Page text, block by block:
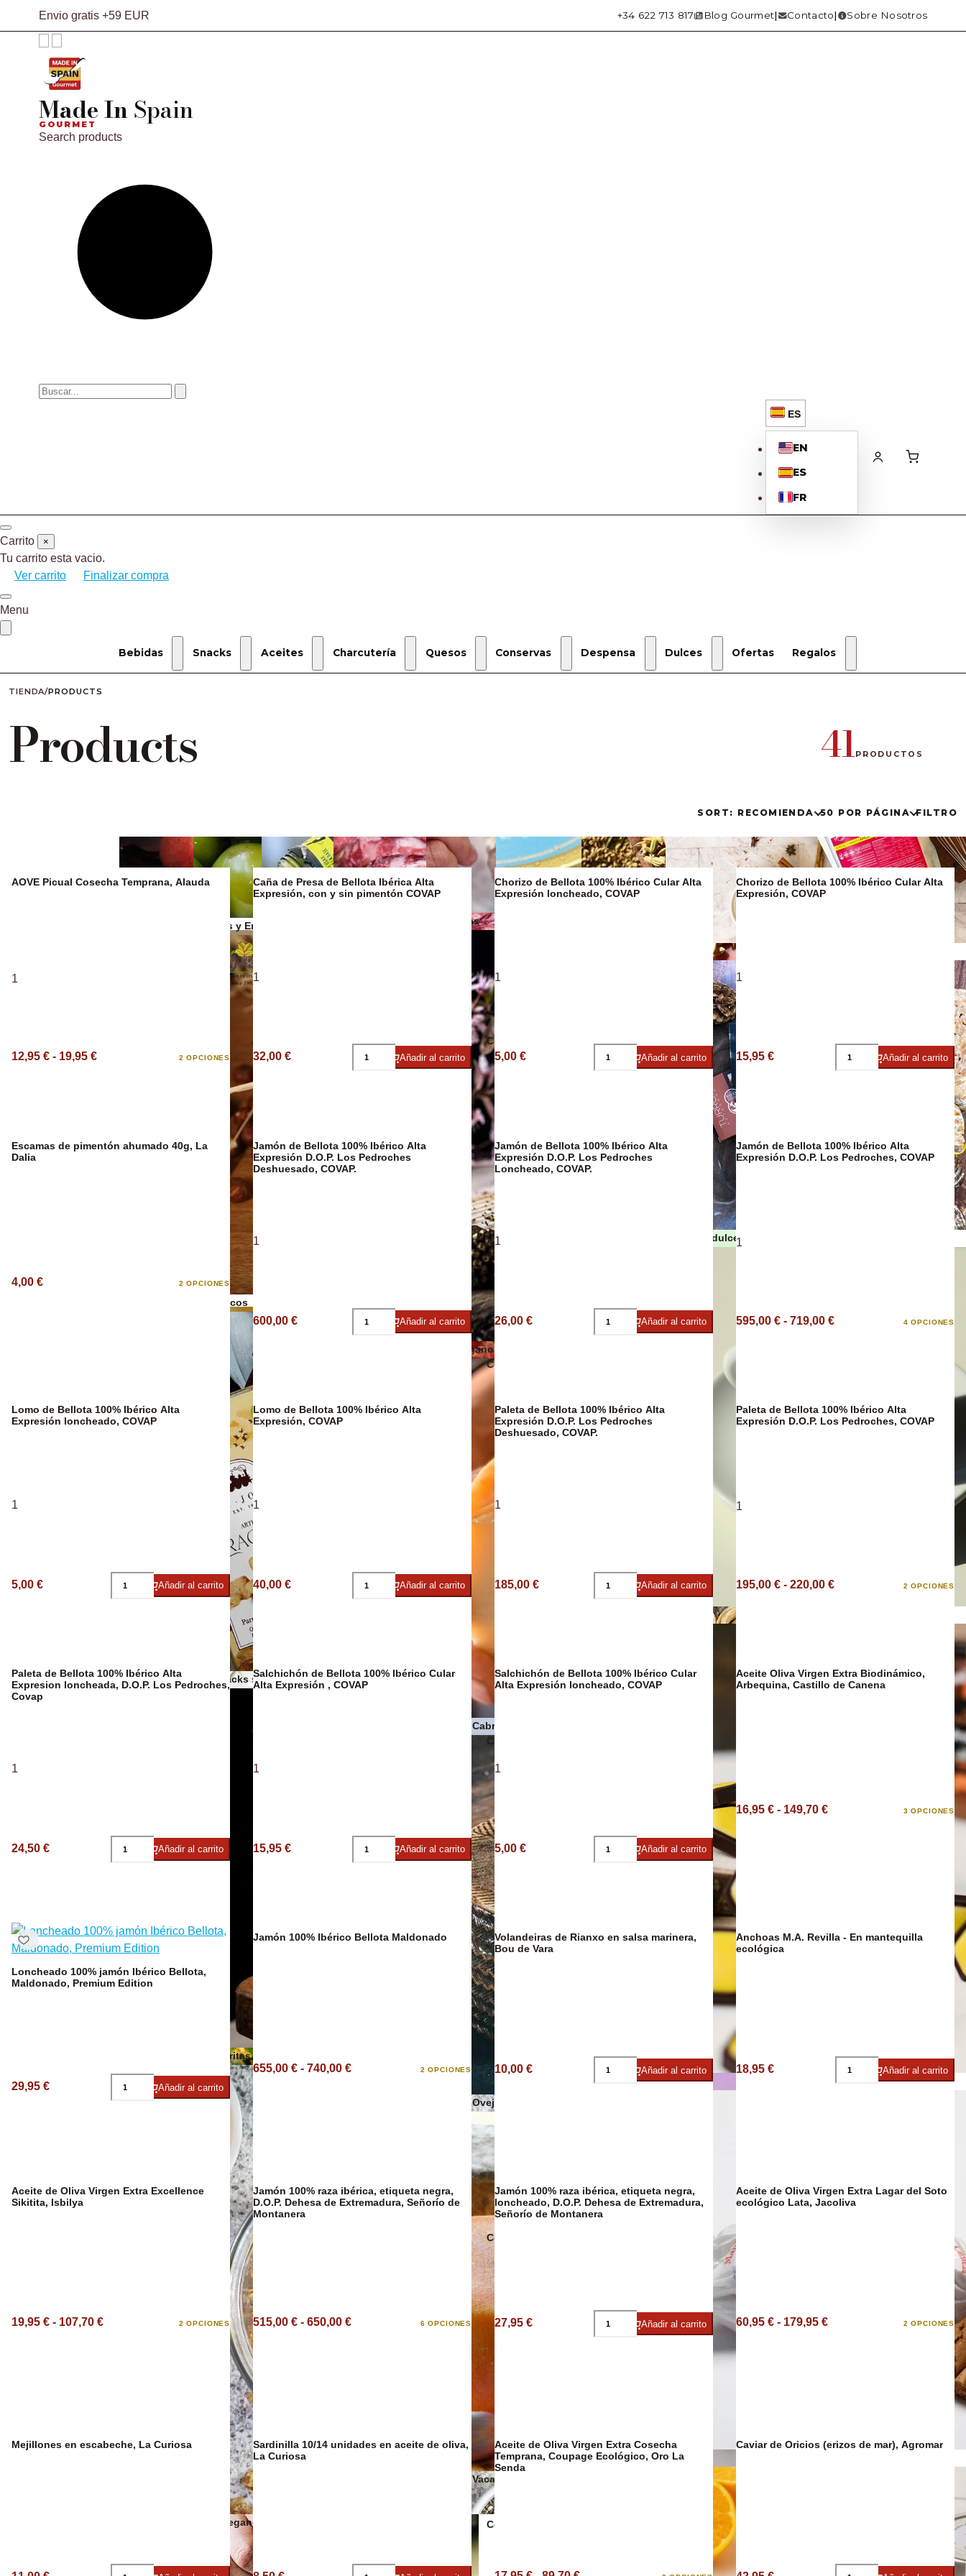
Envio gratis +59 EUR +34 622 713 817 Blog Gourmet Contacto Sobre Nosotros
Made InSpain
GOURMET
Search products
ES
EN
ES
FR
Carrito ×
Tu carrito esta vacio.
Ver carrito
Finalizar compra
Menu
Bebidas
Vino Ecológico
Snacks
Aceitunas y Encurtidos
Frutos secos
Otros snacks salados
Patatas Fritas
Snacks veganos
Aceites
Aceite Aromático
Aceite Ecológico/Vegano
Aceites AOVE Premium
Charcutería
Embutidos
Embutidos y jamón ecológicos
Quesos
Mantequillas
Quesos veganos
Quesos de Cabra
Quesos de Oveja
Quesos de Vaca
Conservas
Caviar
Conservas de carne, patés y foie
Conservas de pescado y marisco
Conservas Ecológicas
Conservas Veganas
Despensa
Arroces y Legumbres
Dulces
Turrones y dulces de Navidad
Chocolate
Confitería
Ofertas Regalos
Estuches
de regalo
TIENDA/PRODUCTS
Products 41PRODUCTOS
SORT: RECOMIENDA 50 POR PÁGINA FILTRO
AOVE Picual Cosecha Temprana, Alauda
1
12,95 € - 19,95 € 2 OPCIONES
Caña de Presa de Bellota Ibérica Alta
Expresión, con y sin pimentón COVAP
1
32,00 € Añadir al carrito
Chorizo de Bellota 100% Ibérico Cular Alta
Expresión loncheado, COVAP
1
5,00 € Añadir al carrito
Chorizo de Bellota 100% Ibérico Cular Alta
Expresión, COVAP
1
15,95 € Añadir al carrito
Escamas de pimentón ahumado 40g, La
Dalia
4,00 € 2 OPCIONES
Jamón de Bellota 100% Ibérico Alta
Expresión D.O.P. Los Pedroches
Deshuesado, COVAP.
1
600,00 € Añadir al carrito
Jamón de Bellota 100% Ibérico Alta
Expresión D.O.P. Los Pedroches
Loncheado, COVAP.
1
26,00 € Añadir al carrito
Jamón de Bellota 100% Ibérico Alta
Expresión D.O.P. Los Pedroches, COVAP
1
595,00 € - 719,00 € 4 OPCIONES
Lomo de Bellota 100% Ibérico Alta
Expresión loncheado, COVAP
1
5,00 € Añadir al carrito
Lomo de Bellota 100% Ibérico Alta
Expresión, COVAP
1
40,00 € Añadir al carrito
Paleta de Bellota 100% Ibérico Alta
Expresión D.O.P. Los Pedroches
Deshuesado, COVAP.
1
185,00 € Añadir al carrito
Paleta de Bellota 100% Ibérico Alta
Expresión D.O.P. Los Pedroches, COVAP
1
195,00 € - 220,00 € 2 OPCIONES
Paleta de Bellota 100% Ibérico Alta
Expresion loncheada, D.O.P. Los Pedroches,
Covap
1
24,50 € Añadir al carrito
Salchichón de Bellota 100% Ibérico Cular
Alta Expresión , COVAP
1
15,95 € Añadir al carrito
Salchichón de Bellota 100% Ibérico Cular
Alta Expresión loncheado, COVAP
1
5,00 € Añadir al carrito
DESCUENTO
Aceite Oliva Virgen Extra Biodinámico,
Arbequina, Castillo de Canena
16,95 € - 149,70 € 3 OPCIONES
Loncheado 100% jamón Ibérico Bellota,
Maldonado, Premium Edition
29,95 € Añadir al carrito
Jamón 100% Ibérico Bellota Maldonado
655,00 € - 740,00 € 2 OPCIONES
DESCUENTO23%
Volandeiras de Rianxo en salsa marinera,
Bou de Vara
10,00 € Añadir al carrito
Anchoas M.A. Revilla - En mantequilla
ecológica
18,95 € Añadir al carrito
Aceite de Oliva Virgen Extra Excellence
Sikitita, Isbilya
19,95 € - 107,70 € 2 OPCIONES
Jamón 100% raza ibérica, etiqueta negra,
D.O.P. Dehesa de Extremadura, Señorío de
Montanera
515,00 € - 650,00 € 6 OPCIONES
Jamón 100% raza ibérica, etiqueta negra,
loncheado, D.O.P. Dehesa de Extremadura,
Señorío de Montanera
27,95 € Añadir al carrito
Aceite de Oliva Virgen Extra Lagar del Soto
ecológico Lata, Jacoliva
60,95 € - 179,95 € 2 OPCIONES
Mejillones en escabeche, La Curiosa
Sardinilla 10/14 unidades en aceite de oliva,
La Curiosa
Aceite de Oliva Virgen Extra Cosecha
Temprana, Coupage Ecológico, Oro La
Senda
Caviar de Oricios (erizos de mar), Agromar